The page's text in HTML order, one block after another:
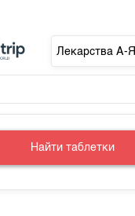
Лекарства А-Я
Найти таблетки